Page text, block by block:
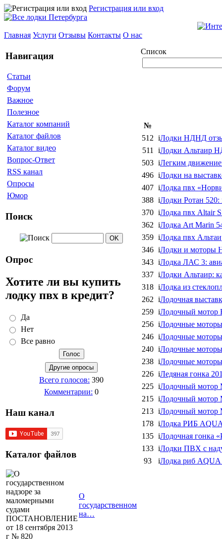
Регистрация или вход
Главная Услуги Отзывы Контакты О нас
Навигация
Статьи
Форум
Важное
Полезное
Каталог компаний
Каталог файлов
Каталог видео
Вопрос-Ответ
RSS канал
Опросы
Юмор
Поиск
Опрос
Хотите ли вы купить
лодку пвх в кредит?
Да
Нет
Все равно
Всего голосов: 390
Комментарии: 0
Наш канал
Каталог файлов
О
государственном
на…
Список
№
512 iЛодки НДНД
511
iЛодки Альтаир
503 iЛегким
496 iЛодки на
407 iЛодка пвх
388 iЛодки Ротан
370 iЛодка пвх Аltair
362 iЛодка Art Marin
359 iЛодка пвх
346 iЛодки и моторы
343 iЛодка ЛАС 3:
337 iЛодки Альтаир:
318 iЛодка из
262 iЛодочная
259 iЛодочный мотор
256 iЛодочные
246 iЛодочные
240 iЛодочные
238 iЛодочные
226 iЛедяная гонка
225 iЛодочный мотор
215 iЛодочный мотор
213 iЛодочный мотор
178 iЛодка РИБ
135 iЛодочная гонка
133 iЛодки ПВХ с
93
iЛодка риб AQUA